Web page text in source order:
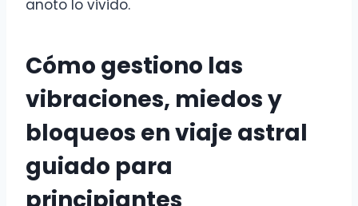
anoto lo vivido.
Cómo gestiono las
vibraciones, miedos y
bloqueos en viaje astral
guiado para